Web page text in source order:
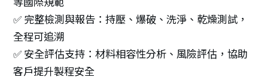
✅ 完整檢測與報告：持壓、爆破、洗淨、乾燥測試，
全程可追溯
✅ 安全評估支持：材料相容性分析、風險評估，協助
客戶提升製程安全